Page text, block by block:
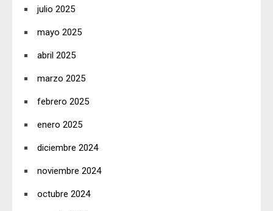
julio 2025
mayo 2025
abril 2025
marzo 2025
febrero 2025
enero 2025
diciembre 2024
noviembre 2024
octubre 2024